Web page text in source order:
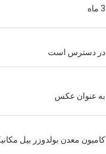
3 ماه
در دسترس است
به عنوان عکس
کامیون معدن بولدوزر بیل